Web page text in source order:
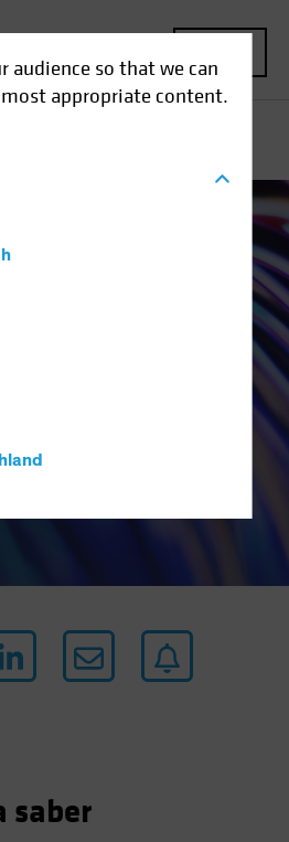
audience so that we can
appropriate content.
y sus seis
saber